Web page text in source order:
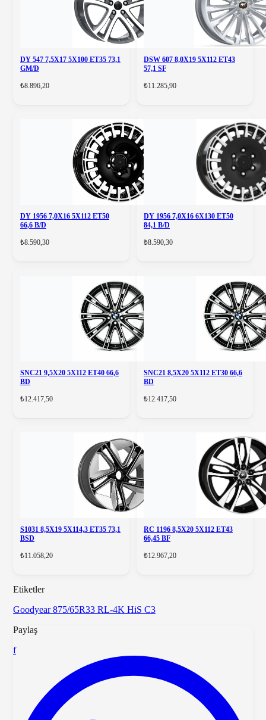
DY 547 7,5X17 5X100 ET35 73,1
GM/D
₺8.896,20
DSW 607 8,0X19 5X112 ET43
57,1 SF
₺11.285,90
DY 1956 7,0X16 5X112 ET50
66,6 B/D
₺8.590,30
DY 1956 7,0X16 6X130 ET50
84,1 B/D
₺8.590,30
SNC21 9,5X20 5X112 ET40 66,6
BD
₺12.417,50
SNC21 8,5X20 5X112 ET30 66,6
BD
₺12.417,50
S1031 8,5X19 5X114,3 ET35 73,1
BSD
₺11.058,20
RC 1196 8,5X20 5X112 ET43
66,45 BF
₺12.967,20
Etiketler
Goodyear875/65R33 RL-4K HiS C3
Paylaş
f